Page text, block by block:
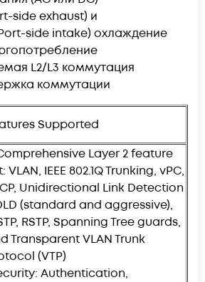
side exhaust) и
side intake) охлаждение
L2/L3 коммутация
коммутации
Supported
Layer 2 feature
VLAN, IEEE 802.1Q Trunking, vPC,
Unidirectional Link Detection
(standard and aggressive),
RSTP, Spanning Tree guards,
Transparent VLAN Trunk
(VTP)
Authentication,